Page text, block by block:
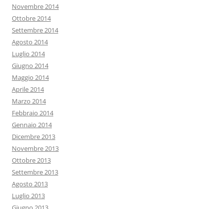
Novembre 2014
Ottobre 2014
Settembre 2014
Agosto 2014
Luglio 2014
Giugno 2014
Maggio 2014
Aprile 2014
Marzo 2014
Febbraio 2014
Gennaio 2014
Dicembre 2013
Novembre 2013
Ottobre 2013
Settembre 2013
Agosto 2013
Luglio 2013